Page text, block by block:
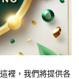
裡，我們將提供各